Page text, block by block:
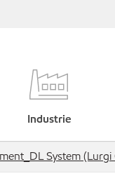
Industrie
System